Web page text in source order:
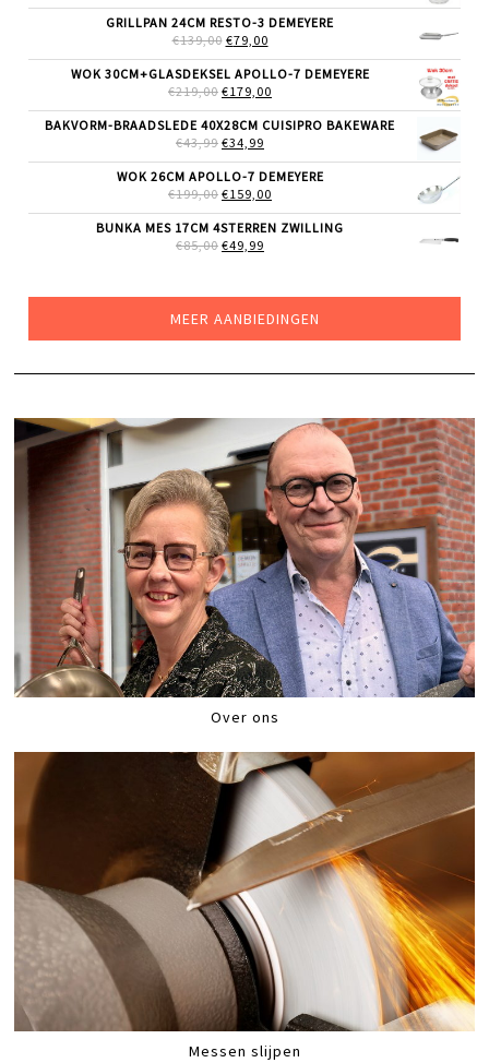
WAS:
€19,99.
IS:
€14,99.
GRILLPAN 24CM RESTO-3 DEMEYERE
€139,00 OORSPRONKELIJKE
WAS:
€139,00.
€79,00HUIDIGE
IS:
€79,00.
WOK 30CM+GLASDEKSEL APOLLO-7 DEMEYERE
€219,00 OORSPRONKELIJKE
WAS:
€219,00.
€179,00
IS:
BAKVORM-BRAADSLEDE 40X28CM CUISIPRO BAKEWARE
€43,99 OORSPRONKELIJKE
WAS:
€43,99.
€34,99
IS:
€34,99.
WOK 26CM APOLLO-7 DEMEYERE
€199,00 OORSPRONKELIJKE
WAS:
€199,00.
€159,00
IS:
BUNKA MES 17CM 4STERREN ZWILLING
€85,00 OORSPRONKELIJKE
€49,99
MEER AANBIEDINGEN
Over ons
Messen slijpen